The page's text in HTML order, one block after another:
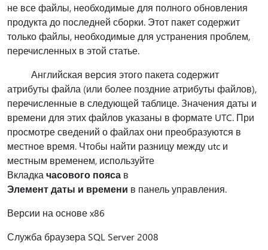
не все файлы, необходимые для полного обновления
продукта до последней сборки. Этот пакет содержит
только файлы, необходимые для устранения проблем,
перечисленных в этой статье.
Английская версия этого пакета содержит
атрибуты файла (или более поздние атрибуты файлов),
перечисленные в следующей таблице. Значения даты и
времени для этих файлов указаны в формате UTC. При
просмотре сведений о файлах они преобразуются в
местное время. Чтобы найти разницу между utc и
местным временем, используйте
Вкладка часового пояса в
Элемент даты и времени в панель управления.
Версии на основе x86
Служба браузера SQL Server 2008